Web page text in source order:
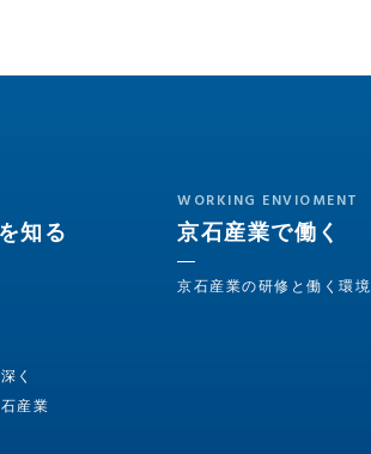
知る
く
産業
WORKING ENVIOMENT
京石産業で働く
京石産業の研修と働く環境